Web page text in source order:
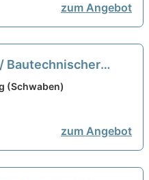
zum Angebot
Bautechnischer
CAD-Zeichner
(Schwaben)
zum Angebot